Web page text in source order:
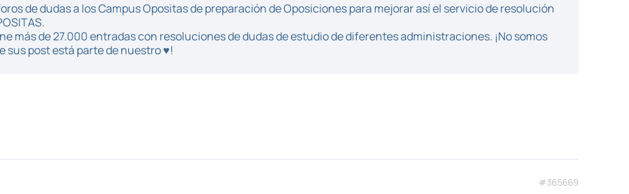
de dudas a los Campus Opositas de preparación de Oposiciones para mejorar así el servicio de resolución
más de 27.000 entradas con resoluciones de dudas de estudio de diferentes administraciones. ¡No somos
sus post está parte de nuestro ♥!
#365669